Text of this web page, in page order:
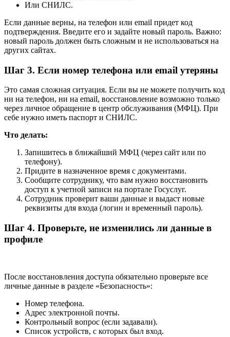
Или СНИЛС.
Если данные верны, на телефон или email придет код
подтверждения. Введите его и задайте новый пароль. Важно:
новый пароль должен быть сложным и не использоваться на
других сайтах.
Шаг 3. Если номер телефона или email утеряны
Это самая сложная ситуация. Если вы не можете получить код
ни на телефон, ни на email, восстановление возможно только
через личное обращение в центр обслуживания (МФЦ). При
себе нужно иметь паспорт и СНИЛС.
Что делать:
Запишитесь в ближайший МФЦ (через сайт или по
телефону).
Придите в назначенное время с документами.
Сообщите сотруднику, что вам нужно восстановить
доступ к учетной записи на портале Госуслуг.
Сотрудник проверит ваши данные и выдаст новые
реквизиты для входа (логин и временный пароль).
Шаг 4. Проверьте, не изменились ли данные в
профиле
После восстановления доступа обязательно проверьте все
личные данные в разделе «Безопасность»:
Номер телефона.
Адрес электронной почты.
Контрольный вопрос (если задавали).
Список устройств, с которых был вход.